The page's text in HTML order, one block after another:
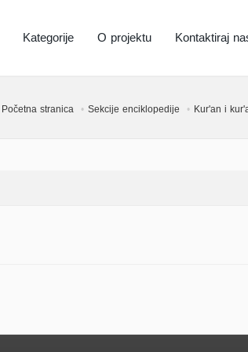
Kategorije O projektu Kontaktiraj
Početna stranica Sekcije enciklopedije Kur'an i